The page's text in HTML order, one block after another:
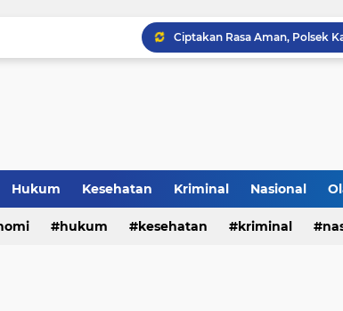
Polresta Cirebon Sita Ratusan
Hukum Kesehatan Kriminal Nasional
hukum kesehatan kriminal